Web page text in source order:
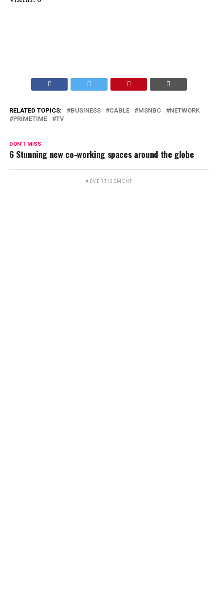
RELATED TOPICS: BUSINESS CABLE MSNBC
NETWORK
PRIMETIME
TV
DON'T MISS
6 Stunning new co-working spaces around the globe
ADVERTISEMENT